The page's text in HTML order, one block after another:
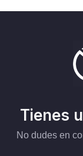
Tienes
No dudes en